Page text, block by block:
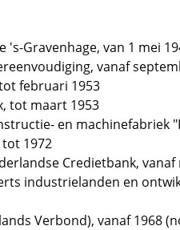
Gravenhage, van 1 mei
vanaf
februari 1953
tot maart 1953
en machinefabriek
tot 1972
Credietbank,
industrielanden en
Verbond), vanaf 1968